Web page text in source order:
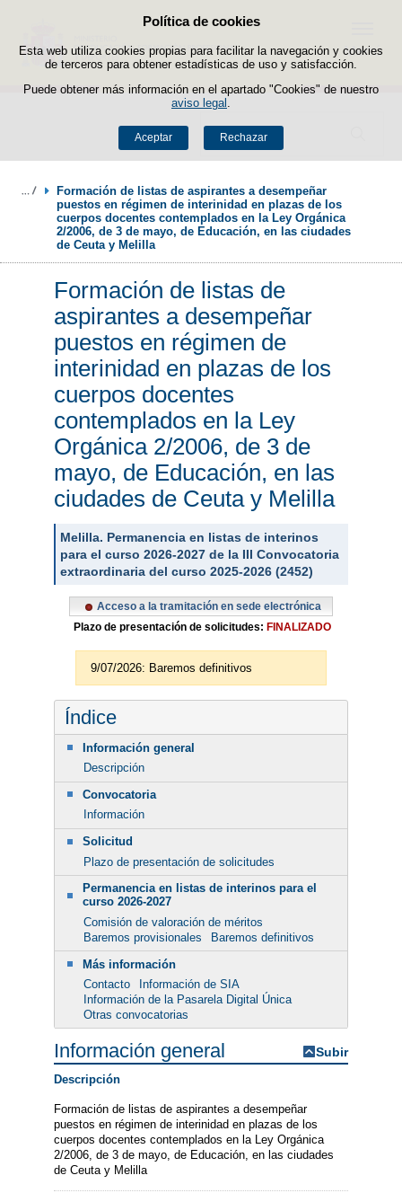
Política de cookies
Esta web utiliza cookies propias para facilitar la navegación y cookies
de terceros para obtener estadísticas de uso y satisfacción.
Puede obtener más información en el apartado "Cookies" de nuestro
aviso legal
Aceptar Rechazar
Saltar al contenido
Buscador
Menú
Formación de listas de aspirantes a desempeñar
puestos en régimen de interinidad en plazas de los
cuerpos docentes contemplados en la Ley Orgánica
2/2006, de 3 de mayo, de Educación, en las ciudades
de Ceuta y Melilla
Formación de listas de
aspirantes a desempeñar
puestos en régimen de
interinidad en plazas de los
cuerpos docentes
contemplados en la Ley
Orgánica 2/2006, de 3 de
mayo, de Educación, en las
ciudades de Ceuta y Melilla
Melilla. Permanencia en listas de interinos
para el curso 2026-2027 de la III Convocatoria
extraordinaria del curso 2025-2026 (2452)
Acceso a la tramitación en sede electrónica
Plazo de presentación de solicitudes: FINALIZADO
9/07/2026: Baremos definitivos
Índice
Información general
Descripción
Convocatoria
Información
Solicitud
Plazo de presentación de solicitudes
Permanencia en listas de interinos para el
curso 2026-2027
Comisión de valoración de méritos
Baremos provisionales
Baremos definitivos
Más información
Contacto
Información de SIA
Información de la Pasarela Digital Única
Otras convocatorias
Información general Subir
Descripción
Formación de listas de aspirantes a desempeñar
puestos en régimen de interinidad en plazas de los
cuerpos docentes contemplados en la Ley Orgánica
2/2006, de 3 de mayo, de Educación, en las ciudades
de Ceuta y Melilla